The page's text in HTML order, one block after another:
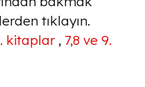
tıklayın.
kitaplar, 7,8 ve 9.